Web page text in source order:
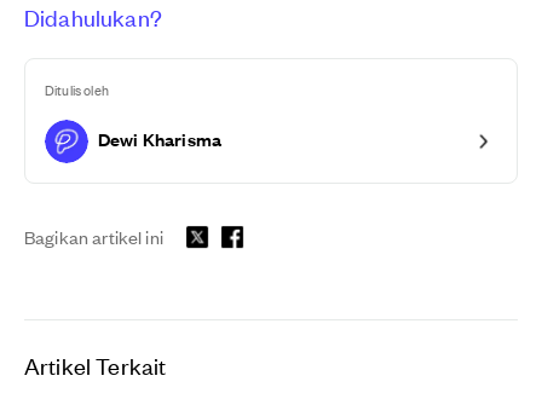
Didahulukan?
Ditulis oleh
Dewi Kharisma
Bagikan artikel ini
Artikel Terkait